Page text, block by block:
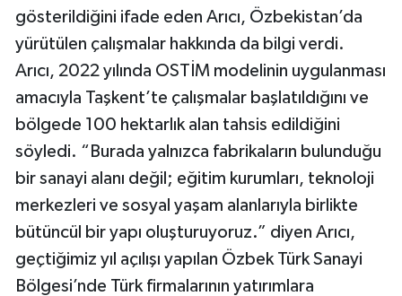
gösterildiğini ifade eden Arıcı, Özbekistan’da
yürütülen çalışmalar hakkında da bilgi verdi.
Arıcı, 2022 yılında OSTİM modelinin uygulanması
amacıyla Taşkent’te çalışmalar başlatıldığını ve
bölgede 100 hektarlık alan tahsis edildiğini
söyledi. “Burada yalnızca fabrikaların bulunduğu
bir sanayi alanı değil; eğitim kurumları, teknoloji
merkezleri ve sosyal yaşam alanlarıyla birlikte
bütüncül bir yapı oluşturuyoruz.” diyen Arıcı,
geçtiğimiz yıl açılışı yapılan Özbek Türk Sanayi
Bölgesi’nde Türk firmalarının yatırımlara